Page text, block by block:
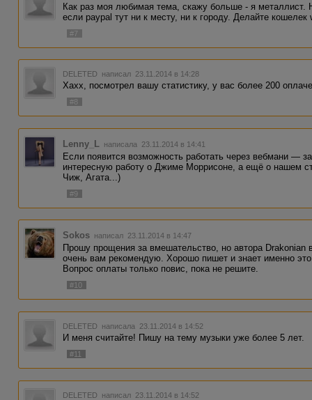
Как раз моя любимая тема, скажу больше - я металлист.
если paypal тут ни к месту, ни к городу. Делайте кошелек
#7
DELETED написал 23.11.2014 в 14:28
Хахх, посмотрел вашу статистику, у вас более 200
#8
Lenny_L написала 23.11.2014 в 14:41
Если появится возможность работать через вебмани —
интересную работу о Джиме Моррисоне, а ещё о нашем
Чиж, Агата...)
#9
Sokos написал 23.11.2014 в 14:47
Прошу прощения за вмешательство, но автора
очень вам рекомендую. Хорошо пишет и знает именно
Вопрос оплаты только повис, пока не решите.
#10
DELETED написала 23.11.2014 в 14:52
И меня считайте! Пишу на тему музыки уже более 5 лет.
#11
DELETED написал 23.11.2014 в 14:52